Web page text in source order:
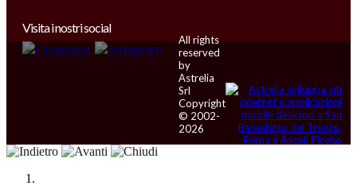
Visita i nostri social
All rights
reserved
by
Astrelia
Srl
Copyright
© 2002-
2026